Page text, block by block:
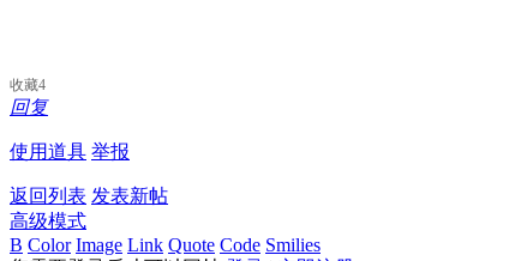
收藏4
回复
使用道具 举报
返回列表 发表新帖
高级模式
B Color Image Link Quote Code Smilies